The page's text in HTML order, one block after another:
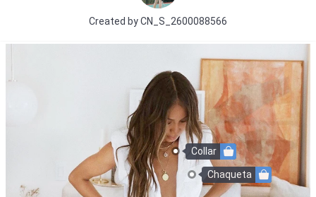
Created byCN_S_2600088566
Chaqueta
Collar